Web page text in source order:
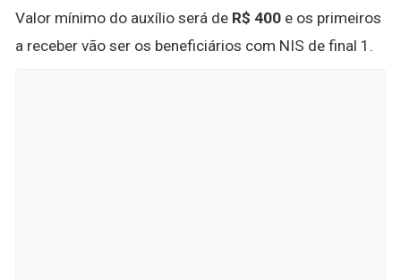
Valor mínimo do auxílio será de R$ 400 e os primeiros
a receber vão ser os beneficiários com NIS de final 1.